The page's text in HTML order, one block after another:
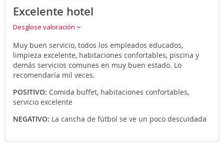
Excelente hotel
Desglose valoración
Muy buen servicio, todos los empleados educados,
limpieza excelente, habitaciones confortables, piscina y
demás servicios comunes en muy buen estado. Lo
recomendaría mil veces.
POSITIVO: Comida buffet, habitaciones confortables,
servicio excelente
NEGATIVO: La cancha de fútbol se ve un poco descuidada